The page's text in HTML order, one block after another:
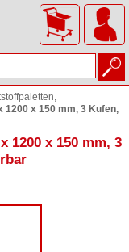
x 150 mm, 3 Kufen,
1200 x 150 mm, 3